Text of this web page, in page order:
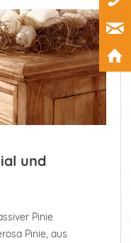
und
Pinie
Pinie, aus